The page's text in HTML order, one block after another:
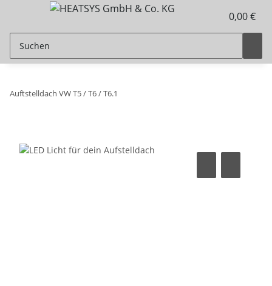
0,00 €
Auftstelldach VW T5 / T6 / T6.1